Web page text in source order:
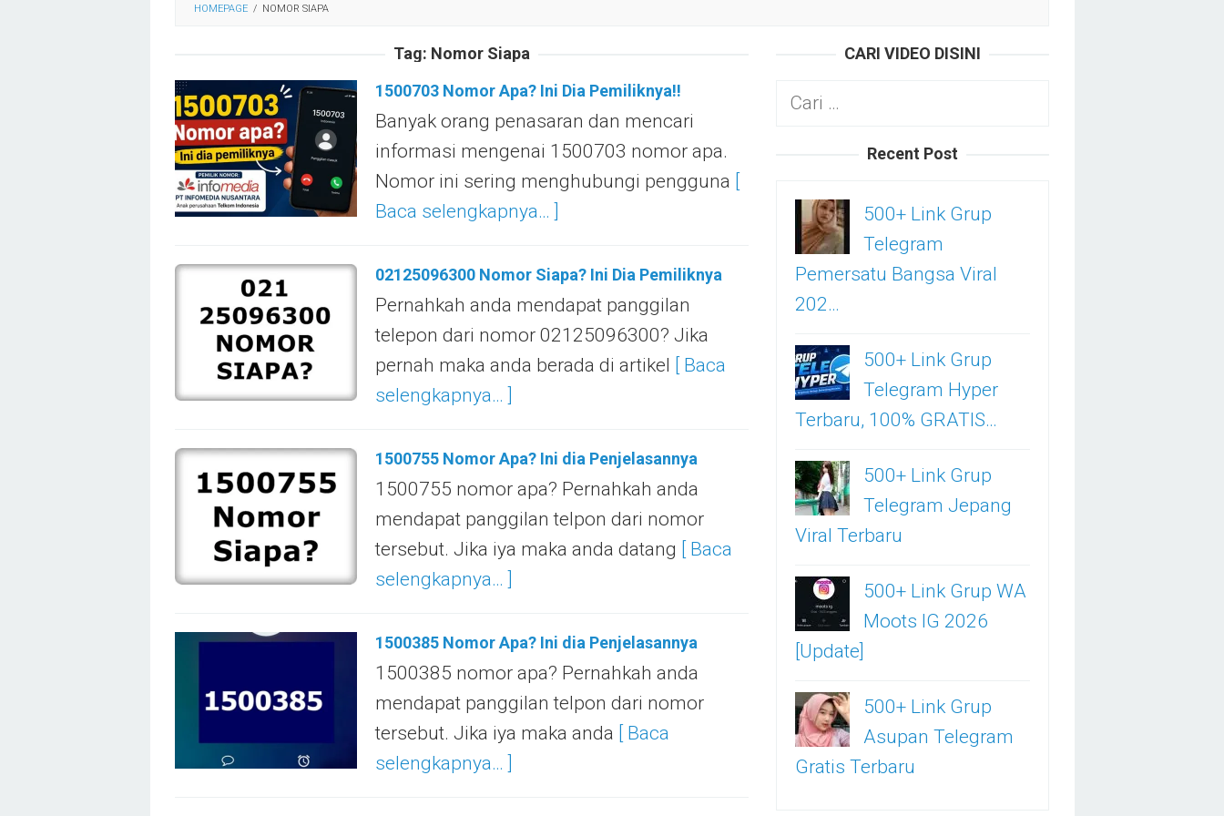
HOMEPAGE / NOMOR SIAPA
Tag: Nomor Siapa
1500703 Nomor Apa? Ini Dia Pemiliknya!!
Banyak orang penasaran dan mencari
informasi mengenai 1500703 nomor apa.
Nomor ini sering menghubungi pengguna [
Baca selengkapnya… ]
02125096300 Nomor Siapa? Ini Dia Pemiliknya
Pernahkah anda mendapat panggilan
telepon dari nomor 02125096300? Jika
pernah maka anda berada di artikel [ Baca
selengkapnya… ]
1500755 Nomor Apa? Ini dia Penjelasannya
1500755 nomor apa? Pernahkah anda
mendapat panggilan telpon dari nomor
tersebut. Jika iya maka anda datang [ Baca
selengkapnya… ]
1500385 Nomor Apa? Ini dia Penjelasannya
1500385 nomor apa? Pernahkah anda
mendapat panggilan telpon dari nomor
tersebut. Jika iya maka anda [ Baca
selengkapnya… ]
CARI VIDEO DISINI
Cari
Recent Post
500+ Link Grup
Telegram
Pemersatu Bangsa Viral
202…
500+ Link Grup
Telegram Hyper
Terbaru, 100% GRATIS…
500+ Link Grup
Telegram Jepang
Viral Terbaru
500+ Link Grup WA
Moots IG 2026
[Update]
500+ Link Grup
Asupan Telegram
Gratis Terbaru